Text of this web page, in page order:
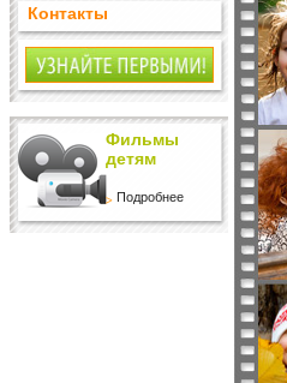
Контакты
Фильмы
детям
Подробнее